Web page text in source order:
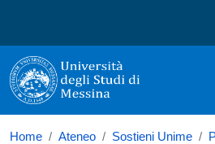
Università degli
Home Ateneo Sostieni Unime